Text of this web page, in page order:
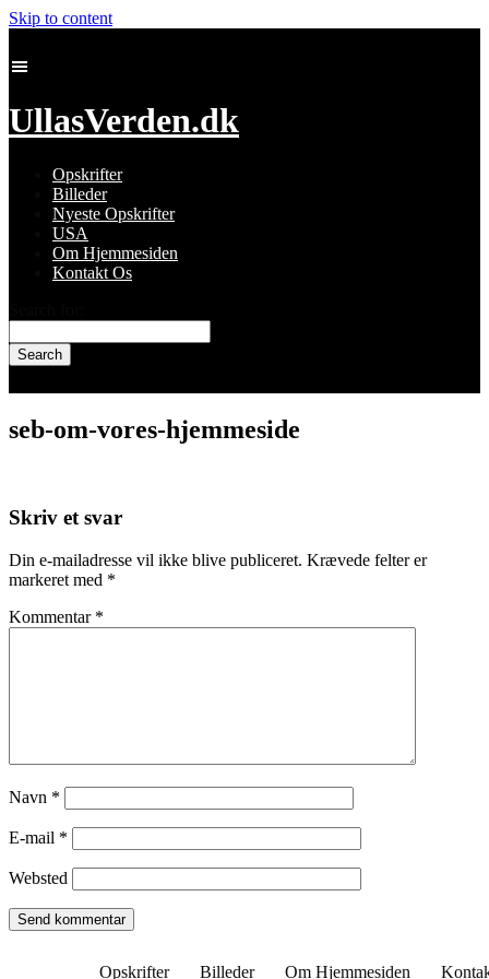
Skip to content
UllasVerden.dk
Opskrifter
Billeder
Nyeste Opskrifter
USA
Om Hjemmesiden
Kontakt Os
seb-om-vores-hjemmeside
Skriv et svar
Din e-mailadresse vil ikke blive publiceret. Krævede felter er
markeret med *
Kommentar *
Navn *
E-mail *
Websted
Opskrifter Billeder Om Hjemmesiden